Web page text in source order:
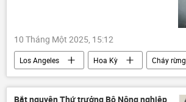
10 Tháng Một 2025, 15:12
Los Angeles Hoa Kỳ
Cháy rừng
Thế giới
tai nạn
nghi phạm
đám cháy
Bắt nguyên Thứ trưởng Bộ Nông nghiệp